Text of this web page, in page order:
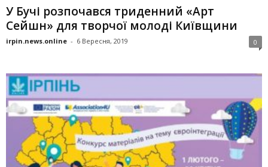
У Бучі розпочався триденний «Арт
Сейшн» для творчої молоді Київщини
irpin.news.online - 6 Вересня, 2019 0